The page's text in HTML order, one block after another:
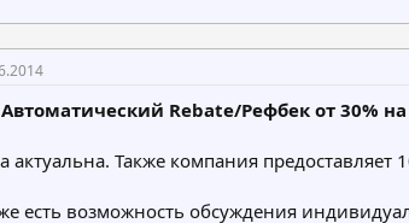
Автоматический Rebate/Рефбек от 30%
актуальна. Также компания предоставляет
есть возможность обсуждения